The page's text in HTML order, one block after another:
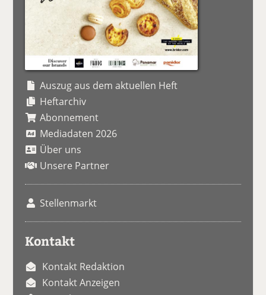
Auszug aus dem aktuellen Heft
Heftarchiv
Abonnement
Mediadaten 2026
Über uns
Unsere Partner
Stellenmarkt
Kontakt
Kontakt Redaktion
Kontakt Anzeigen